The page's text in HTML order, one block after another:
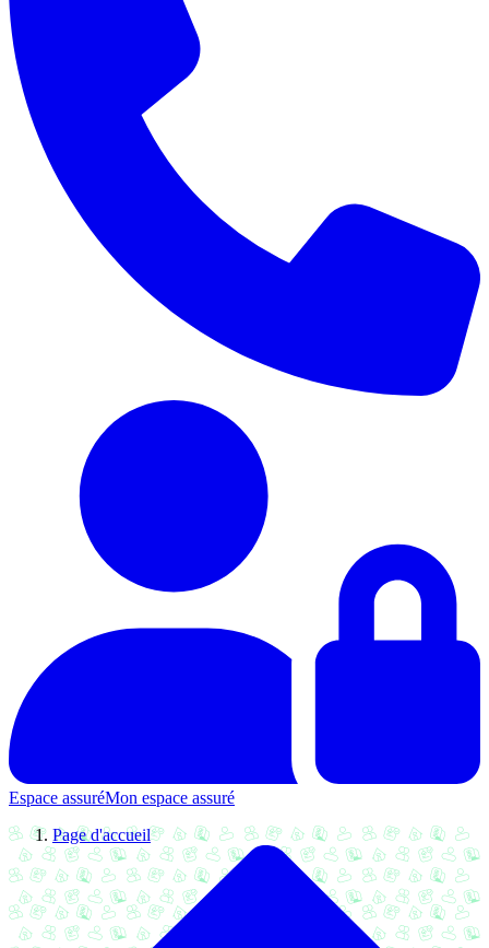
Espace assuréMon espace assuré
Page d'accueil